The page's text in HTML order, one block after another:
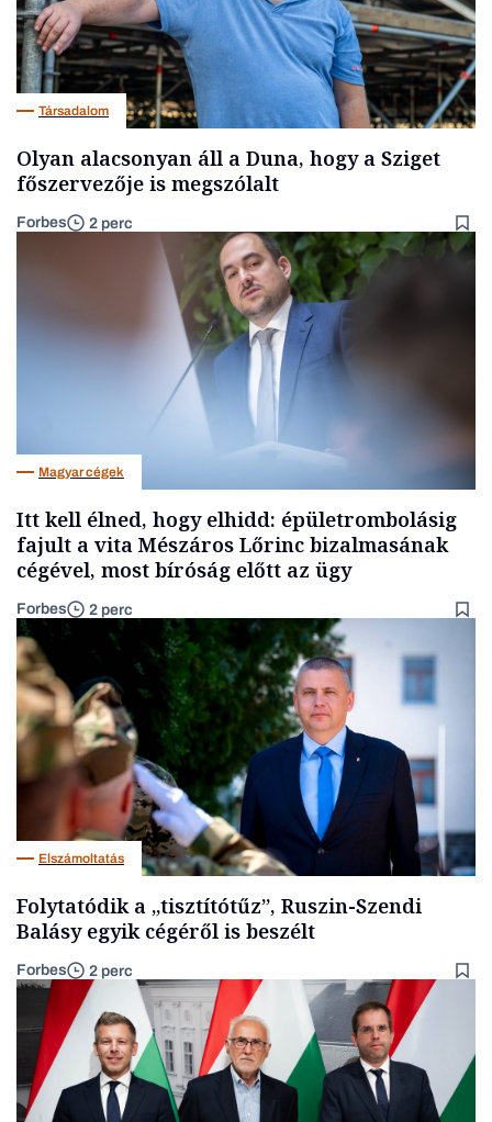
Társadalom
Olyan alacsonyan áll a Duna, hogy a Sziget
főszervezője is megszólalt
Forbes 2 perc
Magyar cégek
Itt kell élned, hogy elhidd: épületrombolásig
fajult a vita Mészáros Lőrinc bizalmasának
cégével, most bíróság előtt az ügy
Forbes 2 perc
Elszámoltatás
Folytatódik a „tisztítótűz”, Ruszin-Szendi
Balásy egyik cégéről is beszélt
Forbes 2 perc